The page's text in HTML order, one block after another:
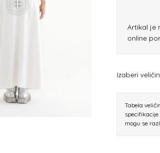
Artikal je
online
Izaberi
Tabela
mogu se